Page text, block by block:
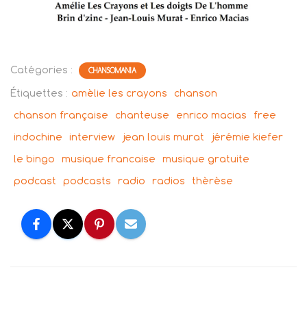
Catégories : CHANSOMANIA
Étiquettes : amèlie les crayons
chanson
chanson française
chanteuse enrico macias free
indochine interview jean louis murat
jérémie kiefer
le bingo musique francaise musique gratuite
podcast podcasts radio radios thèrèse